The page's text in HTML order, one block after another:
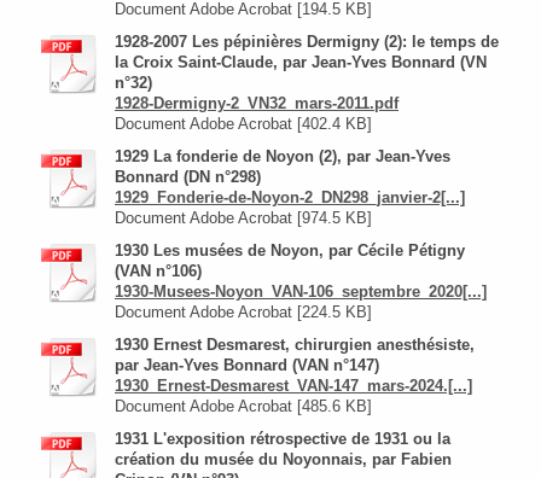
Document Adobe Acrobat [194.5 KB]
1928-2007 Les pépinières Dermigny (2): le temps de
la Croix Saint-Claude, par Jean-Yves Bonnard (VN
n°32)
1928-Dermigny-2_VN32_mars-2011.pdf
Document Adobe Acrobat [402.4 KB]
1929 La fonderie de Noyon (2), par Jean-Yves
Bonnard (DN n°298)
1929_Fonderie-de-Noyon-2_DN298_janvier-2[...]
Document Adobe Acrobat [974.5 KB]
1930 Les musées de Noyon, par Cécile Pétigny
(VAN n°106)
1930-Musees-Noyon_VAN-106_septembre_2020[...]
Document Adobe Acrobat [224.5 KB]
1930 Ernest Desmarest, chirurgien anesthésiste,
par Jean-Yves Bonnard (VAN n°147)
1930_Ernest-Desmarest_VAN-147_mars-2024.[...]
Document Adobe Acrobat [485.6 KB]
1931 L'exposition rétrospective de 1931 ou la
création du musée du Noyonnais, par Fabien